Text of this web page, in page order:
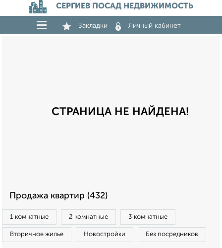
СЕРГИЕВ ПОСАД НЕДВИЖИМОСТЬ
Закладки Личный кабинет
СТРАНИЦА НЕ НАЙДЕНА!
Продажа квартир (432)
1‑комнатные 2‑комнатные 3‑комнатные
Вторичное жилье Новостройки Без посредников